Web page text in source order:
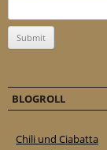
BLOGROLL
Chili und Ciabatta